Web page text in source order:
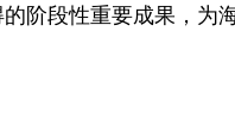
阶段性重要成果，为